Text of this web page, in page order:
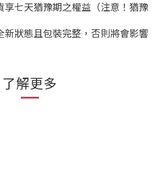
享七天猶豫期之權益（注意！猶豫
新狀態且包裝完整，否則將會影響
了解更多